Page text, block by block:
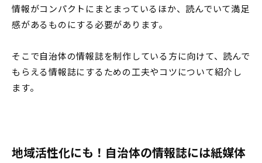
情報がコンパクトにまとまっているほか、読んでいて満足
感があるものにする必要があります。
そこで自治体の情報誌を制作している方に向けて、読んで
もらえる情報誌にするための工夫やコツについて紹介し
ます。
地域活性化にも！自治体の情報誌には紙媒体